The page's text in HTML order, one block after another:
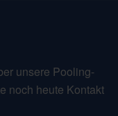
unsere Pooling-
noch heute Kontakt